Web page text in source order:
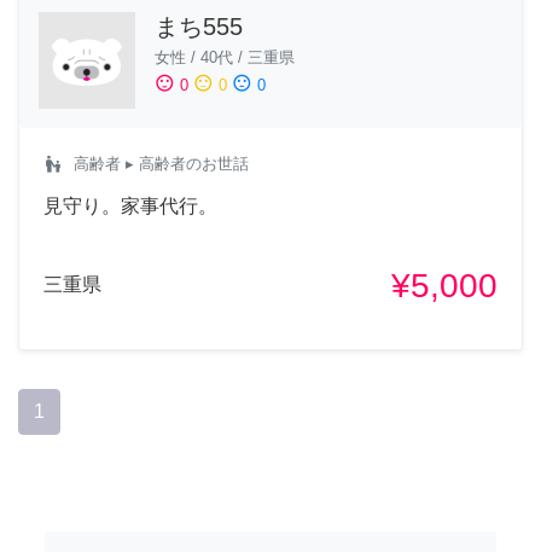
まち555
女性 / 40代 / 三重県
sentiment_satisfied 0 sentiment_neutral 0 sentiment_dissatisfied 0
escalator_warning 高齢者 ▸ 高齢者のお世話
見守り。家事代行。
三重県 ¥5,000
1